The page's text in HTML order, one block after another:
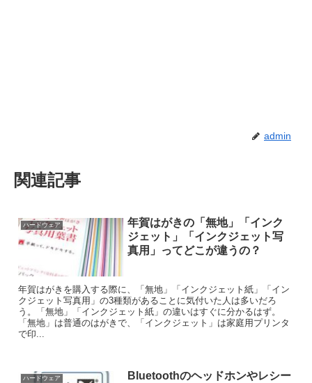
admin
関連記事
ハードウェア
年賀はがきの「無地」「インク
ジェット」「インクジェット写
真用」ってどこが違うの？
年賀はがきを購入する際に、「無地」「インクジェット紙」「イン
クジェット写真用」の3種類があることに気付いた人は多いだろ
う。「無地」「インクジェット紙」の違いはすぐに分かるはず。
「無地」は普通のはがきで、「インクジェット」は家庭用プリンタ
で印...
ハードウェア
Bluetoothのヘッドホンやレシー